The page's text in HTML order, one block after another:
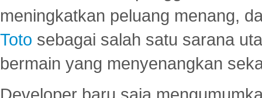
meningkatkan peluang menang,
Toto sebagai salah satu sarana
bermain yang menyenangkan
Developer baru saja